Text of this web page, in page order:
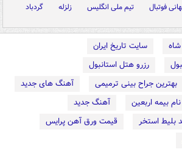
فوتبال تیم ملی انگلیس زلزله گردباد
سایت تاریخ ایران
رزرو هتل استانبول
بهترین جراح بینی ترمیمی
آهنگ های جدید
بیمه اربعین
آهنگ جدید
بلیط استخر
قیمت ورق آهن پرایس